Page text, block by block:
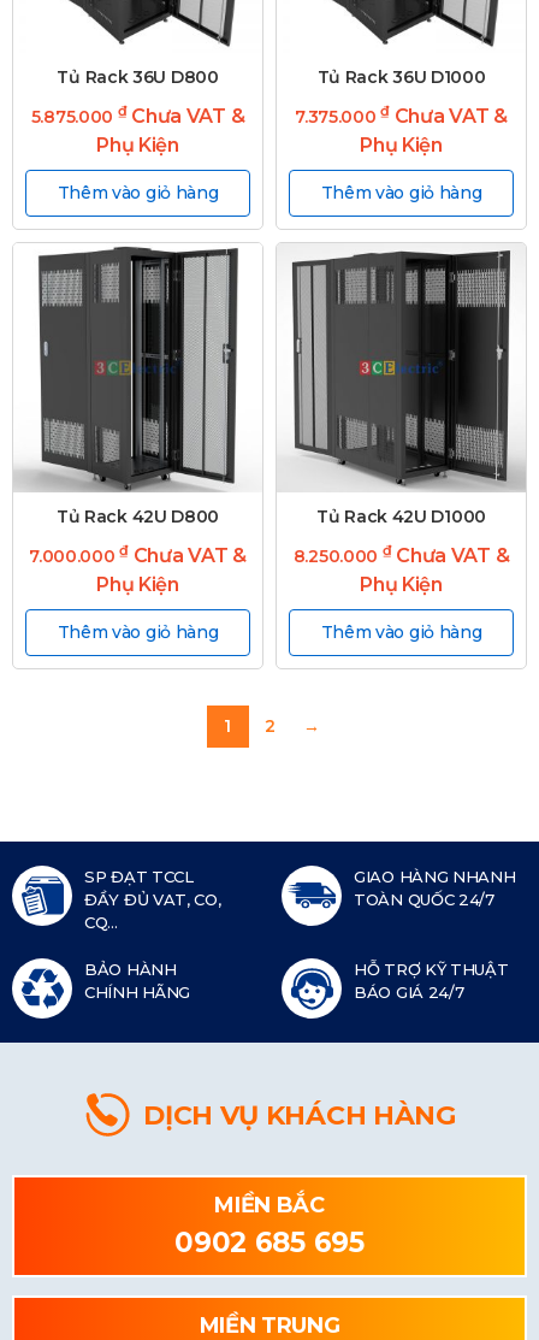
Tủ Rack 36U D800
5.875.000 ₫Chưa VAT &
Phụ Kiện
Thêm vào giỏ hàng
Tủ Rack 36U D1000
7.375.000₫ Chưa VAT &
Phụ Kiện
Thêm vào giỏ hàng
Tủ Rack 42U D800
7.000.000₫ Chưa VAT &
Phụ Kiện
Thêm vào giỏ hàng
Tủ Rack 42U D1000
8.250.000 ₫Chưa VAT &
Phụ Kiện
Thêm vào giỏ hàng
1 2 →
SP ĐẠT TCCL
ĐẦY ĐỦ VAT, CO,
CQ...
GIAO HÀNG NHANH
TOÀN QUỐC 24/7
BẢO HÀNH
CHÍNH HÃNG
HỖ TRỢ KỸ THUẬT
BÁO GIÁ 24/7
DỊCH VỤ KHÁCH HÀNG
MIỀN BẮC
0902 685 695
MIỀN TRUNG